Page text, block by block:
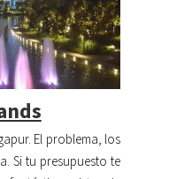
El problema, los
Si tu presupuesto te